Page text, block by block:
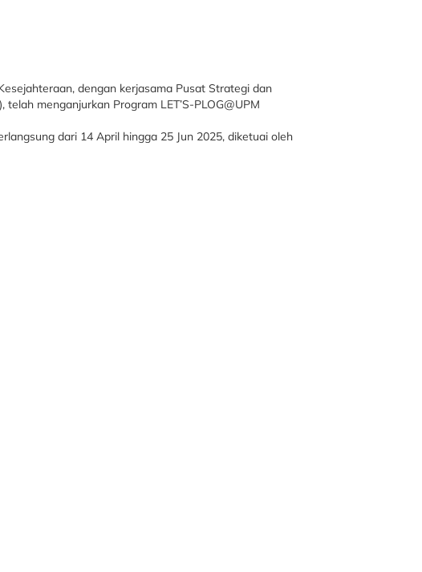
dengan kerjasama Pusat Strategi dan
menganjurkan Program LET’S-PLOG@UPM
dari 14 April hingga 25 Jun 2025, diketuai oleh